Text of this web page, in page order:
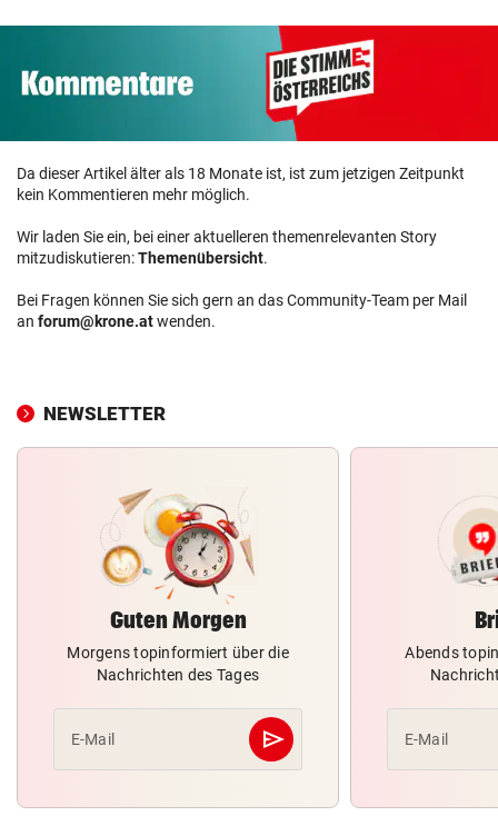
Da dieser Artikel älter als 18 Monate ist, ist zum jetzigen Zeitpunkt
kein Kommentieren mehr möglich.
Wir laden Sie ein, bei einer aktuelleren themenrelevanten Story
mitzudiskutieren:Themenübersicht.
Bei Fragen können Sie sich gern an das Community-Team per Mail
an forum@krone.atwenden.
NEWSLETTER
Guten Morgen
Morgens topinformiert über die
Nachrichten des Tages
E-Mail send
Abschicken
Abends
E-Mail